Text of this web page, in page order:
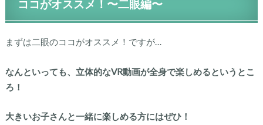
ココがオススメ！〜二眼編〜
まずは二眼のココがオススメ！ですが…
なんといっても、立体的なVR動画が全身で楽しめるというとこ
ろ！
大きいお子さんと一緒に楽しめる方にはぜひ！